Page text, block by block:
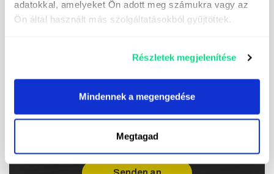
adatokkal, amelyeket Ön adott meg számukra vagy az
Ön által használt más szolgáltatásokból gyűjtöttek.
Részletek megjelenítése
Mindennek a megengedése
Megtagad
Ich abonniere den Newsletter
Ich stimme der Verarbeitung meiner persönlichen
Daten zum Zweck der Zusendung von
Direktmarketing-Nachrichten zu. Die Kontaktdaten
des für die Datenverarbeitung Verantwortlichen